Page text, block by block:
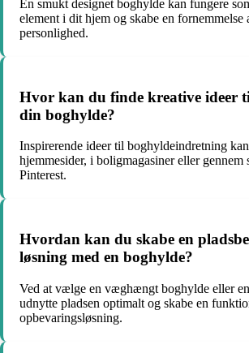
En smukt designet boghylde kan fungere
element i dit hjem og skabe en fornemmelse
personlighed.
Hvor kan du finde kreative ideer
din boghylde?
Inspirerende ideer til boghyldeindretning
hjemmesider, i boligmagasiner eller gennem
Pinterest.
Hvordan kan du skabe en
løsning med en boghylde?
Ved at vælge en væghængt boghylde eller
udnytte pladsen optimalt og skabe en
opbevaringsløsning.